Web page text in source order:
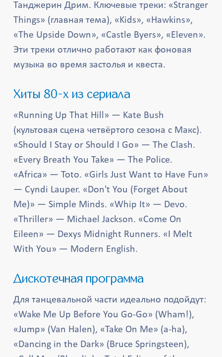
Танджерин Дрим. Ключевые треки: «Stranger
Things» (главная тема), «Kids», «Hawkins»,
«The Upside Down», «Castle Byers», «Eleven».
Эти треки отлично работают как фоновая
музыка во время застолья и квеста.
Хиты 80-х из сериала
«Running Up That Hill» — Kate Bush
(культовая сцена четвёртого сезона с Макс).
«Should I Stay or Should I Go» — The Clash.
«Every Breath You Take» — The Police.
«Africa» — Toto. «Girls Just Want to Have Fun»
— Cyndi Lauper. «Don't You (Forget About
Me)» — Simple Minds. «Whip It» — Devo.
«Thriller» — Michael Jackson. «Come On
Eileen» — Dexys Midnight Runners. «I Melt
With You» — Modern English.
Дискотечная программа
Для танцевальной части идеально подойдут:
«Wake Me Up Before You Go-Go» (Wham!),
«Jump» (Van Halen), «Take On Me» (a-ha),
«Dancing in the Dark» (Bruce Springsteen),